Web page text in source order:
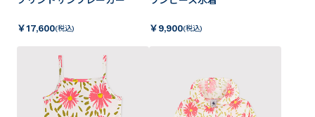
￥17,600(税込) ￥ 9,900(税込)